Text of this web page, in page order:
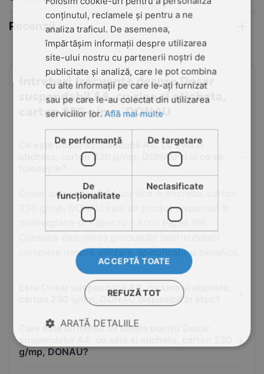
Recenzii
Intrebari frecvente despre Dosar
suspendabil A4, cu sina si eticheta,
carton 230 g/mp, DONAU
Ce este Dosar suspendabil A4, cu sina si
eticheta, carton 230 g/mp, DONAU și la ce se
Dosar suspendabil A4, cu sina si eticheta, carton
230 g/mp, DONAU este un produs disponibil în
marketplace-ul Papet.ro - Activ Papet SRL.
complete despre utilizare, specificații și beneficii.
Este Dosar suspendabil A4, cu sina si eticheta,
carton 230 g/mp, DONAU disponibil în stoc?
Care este termenul de livrare pentru Dosar
suspendabil A4, cu sina si eticheta, carton 230
g/mp, DONAU?
conținutul, reclamele și pentru a ne
analiza traficul. De asemenea,
împărtășim informații despre utilizarea
site-ului nostru cu partenerii noștri de
publicitate și analiză, care le pot combina
cu alte informații pe care le-ați furnizat
sau pe care le-au colectat din utilizarea
serviciilor lor.Află mai multe
De performanță De targetare
De
funcţionalitate
Neclasificate
ACCEPTĂ TOATE
REFUZĂ TOT
ARATĂ DETALIILE